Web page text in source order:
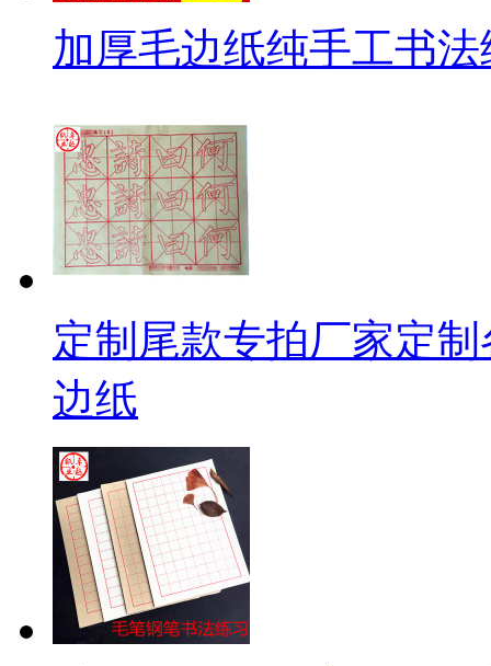
加厚毛边纸纯手工书
定制尾款专拍厂家定
边纸